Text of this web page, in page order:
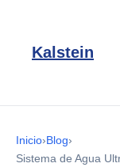
Kalstein
Inicio›Blog›
Sistema de Agua